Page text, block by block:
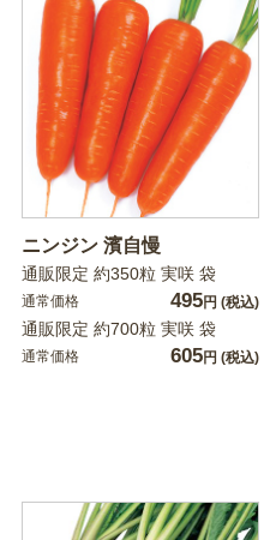
ニンジン 濱自慢
通販限定 約350粒 実咲 袋
通常価格 495円 (税込)
通販限定 約700粒 実咲 袋
通常価格 605円 (税込)